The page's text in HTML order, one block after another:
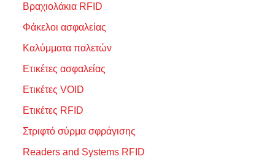
Βραχιολάκια RFID
Φάκελοι ασφαλείας
Καλύμματα παλετών
Ετικέτες ασφαλείας
Ετικέτες VOID
Ετικέτες RFID
Στριφτό σύρμα σφράγισης
Readers and Systems RFID